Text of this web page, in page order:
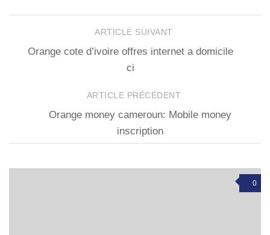
ARTICLE SUIVANT
Orange cote d’ivoire offres internet a domicile
ci
ARTICLE PRÉCÉDENT
Orange money cameroun: Mobile money
inscription
0